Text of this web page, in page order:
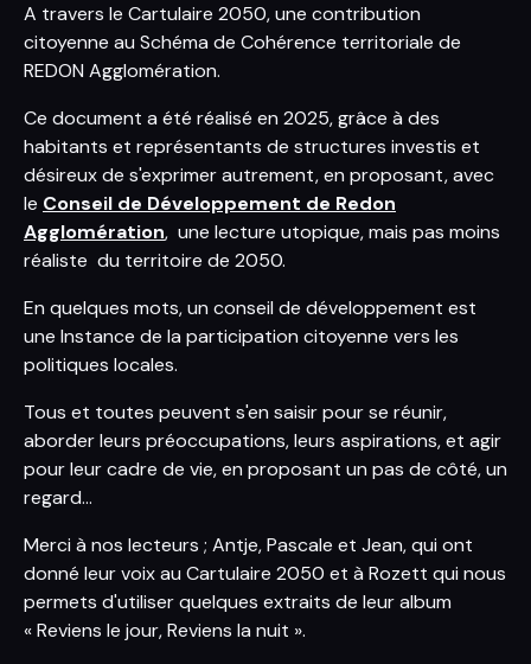
A travers le Cartulaire 2050, une contribution
citoyenne au Schéma de Cohérence territoriale de
REDON Agglomération.
Ce document a été réalisé en 2025, grâce à des
habitants et représentants de structures investis et
désireux de s'exprimer autrement, en proposant, avec
le Conseil de Développement de Redon
Agglomération, une lecture utopique, mais pas moins
réaliste du territoire de 2050.
En quelques mots, un conseil de développement est
une Instance de la participation citoyenne vers les
politiques locales.
Tous et toutes peuvent s'en saisir pour se réunir,
aborder leurs préoccupations, leurs aspirations, et agir
pour leur cadre de vie, en proposant un pas de côté, un
regard...
Merci à nos lecteurs ; Antje, Pascale et Jean, qui ont
donné leur voix au Cartulaire 2050 et à Rozett qui nous
permets d'utiliser quelques extraits de leur album
« Reviens le jour, Reviens la nuit ».